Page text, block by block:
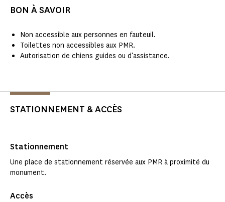
BON À SAVOIR
Non accessible aux personnes en fauteuil.
Toilettes non accessibles aux PMR.
Autorisation de chiens guides ou d’assistance.
STATIONNEMENT & ACCÈS
Stationnement
Une place de stationnement réservée aux PMR à proximité du
monument.
Accès